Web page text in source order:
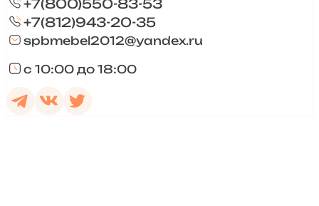
+7(800)550-83-53
+7(812)943-20-35
spbmebel2012@yandex.ru
с 10:00 до 18:00